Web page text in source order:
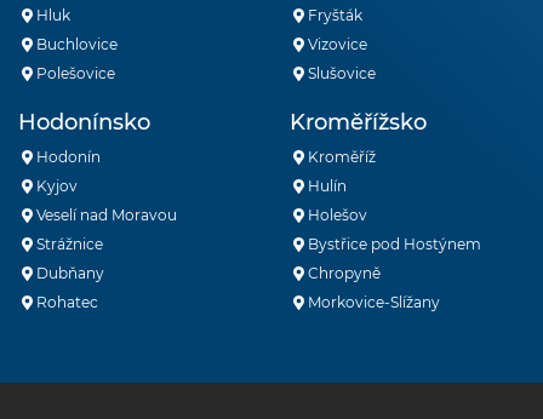
Hluk
Buchlovice
Polešovice
Fryšták
Vizovice
Slušovice
Hodonínsko
Hodonín
Kyjov
Veselí nad Moravou
Strážnice
Dubňany
Rohatec
Kroměřížsko
Kroměříž
Hulín
Holešov
Bystřice pod Hostýnem
Chropyně
Morkovice-Slížany